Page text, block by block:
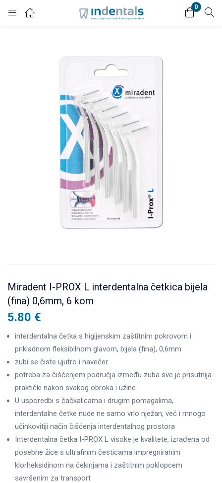
0
Login
Remember me
Miradent I-PROX L interdentalna četkica bijela
(fina) 0,6mm, 6 kom
5.80 €
interdentalna četka s higijenskim zaštitnim pokrovom i
prikladnom fleksibilnom glavom, bijela (fina), 0,6mm
zubi se čiste ujutro i navečer
potreba za čišćenjem područja između zuba sve je prisutnija
praktički nakon svakog obroka i užine
U usporedbi s čačkalicama i drugim pomagalima,
interdentalne četke nude ne samo vrlo nježan, već i mnogo
učinkovitiji način čišćenja interdentalnog prostora
Interdentalna četka I-PROX L visoke je kvalitete, izrađena od
posebne žice s ultrafinim česticama impregniranim
klorheksidinom na čekinjama i zaštitnim poklopcem
savršenim za transport